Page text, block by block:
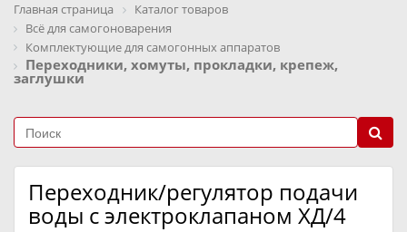
Главная страница
Каталог товаров
Всё для самогоноварения
Комплектующие для самогонных аппаратов
Переходники, хомуты, прокладки, крепеж,
заглушки
Переходник/регулятор подачи
воды с электроклапаном ХД/4